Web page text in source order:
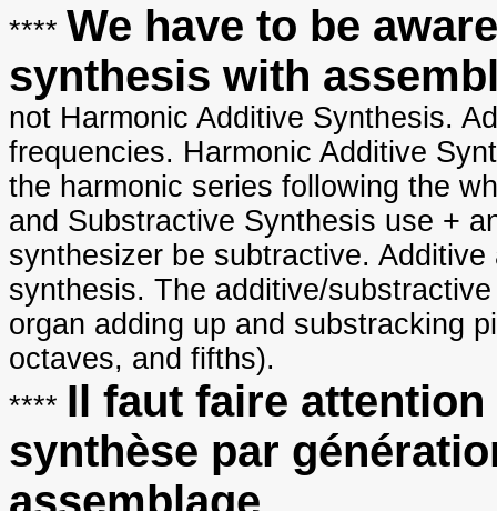
**** We have to be
synthesis with
not Harmonic Additive Synthesis.
frequencies. Harmonic Additive
the harmonic series following the
and Substractive Synthesis use +
synthesizer be subtractive.
synthesis. The additive/
organ adding up and substracking
octaves, and fifths).
**** Il faut faire
synthèse par
assemblage